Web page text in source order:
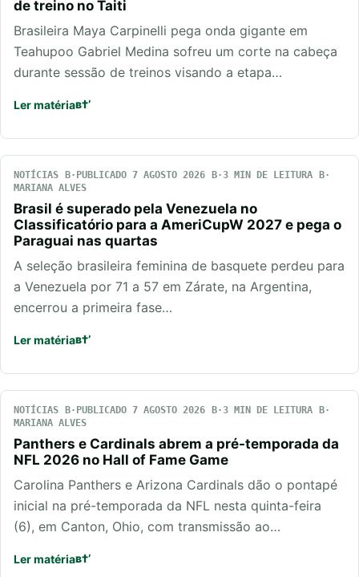
de treino no Taiti
Brasileira Maya Carpinelli pega onda gigante em
Teahupoo Gabriel Medina sofreu um corte na cabeça
durante sessão de treinos visando a etapa…
Ler matéria
NOTÍCIAS PUBLICADO 7 AGOSTO 2026
3 MIN DE LEITURA
MARIANA ALVES
Brasil é superado pela Venezuela no
Classificatório para a AmeriCupW 2027 e pega o
Paraguai nas quartas
A seleção brasileira feminina de basquete perdeu para
a Venezuela por 71 a 57 em Zárate, na Argentina,
encerrou a primeira fase…
Ler matéria
NOTÍCIAS PUBLICADO 7 AGOSTO 2026
3 MIN DE LEITURA
MARIANA ALVES
Panthers e Cardinals abrem a pré-temporada da
NFL 2026 no Hall of Fame Game
Carolina Panthers e Arizona Cardinals dão o pontapé
inicial na pré-temporada da NFL nesta quinta-feira
(6), em Canton, Ohio, com transmissão ao…
Ler matéria